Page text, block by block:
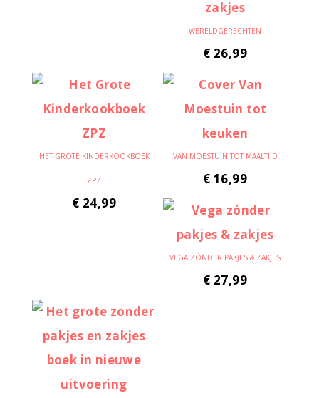
WERELDGERECHTEN
€ 26,99
HET GROTE KINDERKOOKBOEK
ZPZ
€ 24,99
VAN MOESTUIN TOT MAALTIJD
€ 16,99
VEGA ZÓNDER PAKJES & ZAKJES
€ 27,99